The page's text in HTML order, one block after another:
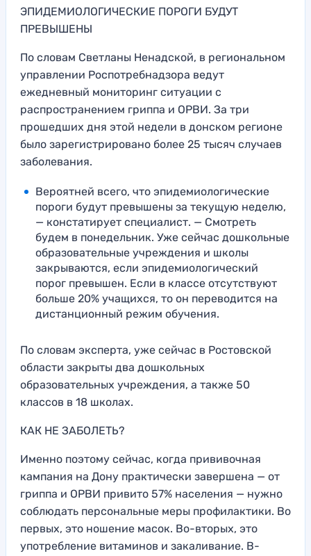
ЭПИДЕМИОЛОГИЧЕСКИЕ ПОРОГИ БУДУТ
ПРЕВЫШЕНЫ
По словам Светланы Ненадской, в региональном
управлении Роспотребнадзора ведут
ежедневный мониторинг ситуации с
распространением гриппа и ОРВИ. За три
прошедших дня этой недели в донском регионе
было зарегистрировано более 25 тысяч случаев
заболевания.
Вероятней всего, что эпидемиологические
пороги будут превышены за текущую неделю,
— констатирует специалист. — Смотреть
будем в понедельник. Уже сейчас дошкольные
образовательные учреждения и школы
закрываются, если эпидемиологический
порог превышен. Если в классе отсутствуют
больше 20% учащихся, то он переводится на
дистанционный режим обучения.
По словам эксперта, уже сейчас в Ростовской
области закрыты два дошкольных
образовательных учреждения, а также 50
классов в 18 школах.
КАК НЕ ЗАБОЛЕТЬ?
Именно поэтому сейчас, когда прививочная
кампания на Дону практически завершена — от
гриппа и ОРВИ привито 57% населения — нужно
соблюдать персональные меры профилактики. Во
первых, это ношение масок. Во-вторых, это
употребление витаминов и закаливание. В-